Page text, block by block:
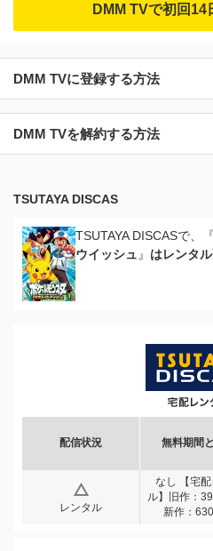
DMM TVで初回14
DMM TVに登録する方法
DMM TVを解約する方法
TSUTAYA DISCAS
TSUTAYA DISCASで、『
ウイッシュ 』 はレンタ
配信状況 無料期間
レンタル
なし 【宅配
ル】旧作：
新作：